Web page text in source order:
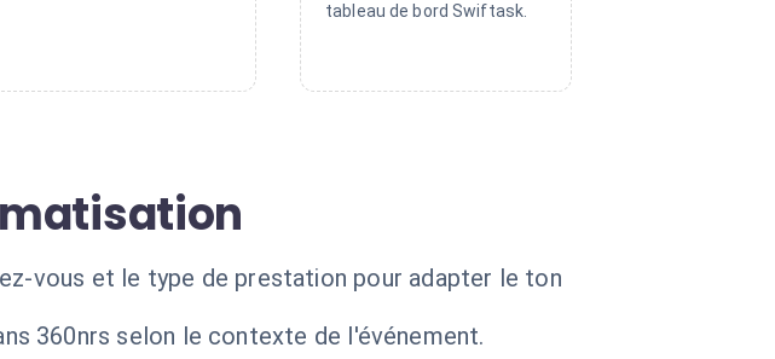
tableau de bord Swiftask.
vous et le type de prestation pour adapter le ton
360nrs selon le contexte de l'événement.